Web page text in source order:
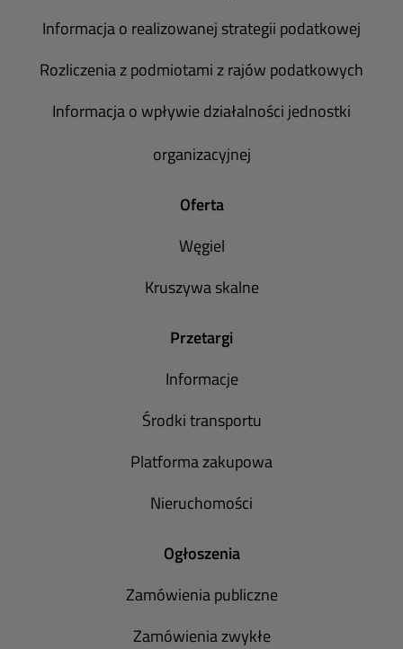
Informacja o realizowanej strategii podatkowej
Rozliczenia z podmiotami z rajów podatkowych
Informacja o wpływie działalności jednostki
organizacyjnej
Oferta
Węgiel
Kruszywa skalne
Przetargi
Informacje
Środki transportu
Platforma zakupowa
Nieruchomości
Ogłoszenia
Zamówienia publiczne
Zamówienia zwykłe